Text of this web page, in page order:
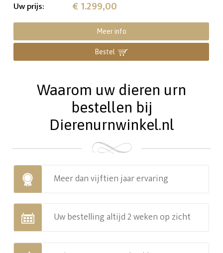
Uw prijs: € 1.299,00
Meer info
Bestel
Waarom uw dieren urn
bestellen bij
Dierenurnwinkel.nl
Meer dan vijftien jaar ervaring
Uw bestelling altijd 2 weken op zicht